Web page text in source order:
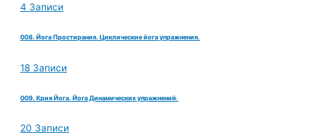
4 Записи
008. Йога Простирания. Циклические йога упражнения.
18 Записи
009. Крия Йога. Йога Динамических упражнений.
20 Записи